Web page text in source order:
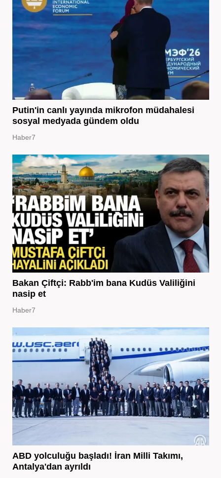
Putin'in canlı yayında mikrofon müdahalesi
sosyal medyada gündem oldu
Haber7
Bakan Çiftçi: Rabb'im bana Kudüs Valiliğini
nasip et
Haber7
ABD yolculuğu başladı! İran Milli Takımı,
Antalya'dan ayrıldı